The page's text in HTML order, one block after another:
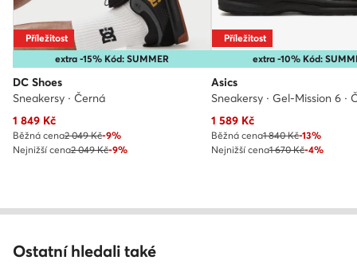
extra -15% Kód: SUMMER
Příležitost
DC Shoes
Sneakersy · Černá
Aktuální cena
1 849 Kč
Běžná cena2 049 Kč-9%
Nejnižší cena2 049 Kč-9%
extra -10% Kód:
Příležitost
Asics
Sneakersy · Gel-Mission 6 ·
Aktuální cena
1 589Kč
Běžná cena1 840 Kč-13%
Nejnižší cena1 670 Kč-4%
Ostatní hledali také